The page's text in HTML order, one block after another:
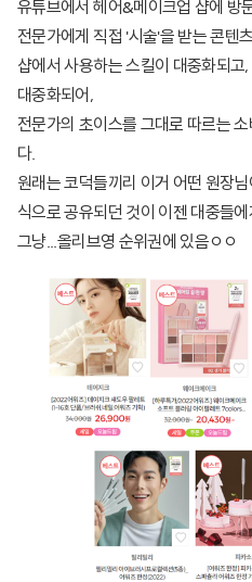
유튜브에서 헤어&메이크업 샵에 방
전문가에게 직접 '시술'을 받는 콘텐
샵에서 사용하는 스킬이 대중화되고
대중화되어,
전문가의 초이스를 그대로 따르는
다.
원래는 코덕들끼리 이거 어떤 원장
식으로 공유되던 것이 이젠 대중들에
그냥...올리브영 순위권에 있음ㅇㅇ